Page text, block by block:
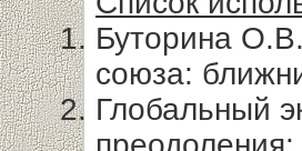
Буторина
союза:
Глобальный